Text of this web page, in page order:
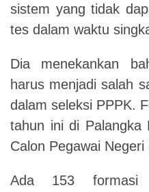
sistem yang tidak
tes dalam waktu
Dia menekankan
harus menjadi salah
dalam seleksi PPPK.
tahun ini di Palangka
Calon Pegawai
Ada 153 formasi